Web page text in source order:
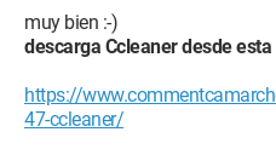
muy bien :-)
descarga Ccleaner desde
https://
47-ccleaner/